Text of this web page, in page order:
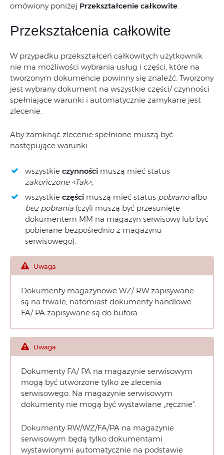
omówiony poniżej Przekształcenie całkowite.
Przekształcenia całkowite
W przypadku przekształceń całkowitych użytkownik
nie ma możliwości wybrania usług i części, które na
tworzonym dokumencie powinny się znaleźć. Tworzony
jest wybrany dokument na wszystkie części/ czynności
spełniające warunki i automatycznie zamykane jest
zlecenie.
Aby zamknąć zlecenie spełnione muszą być
następujące warunki:
wszystkie czynności muszą mieć status
zakończone <Tak>,
wszystkie części muszą mieć status pobranoalbo
bez pobrania (czyli muszą być przesunięte
dokumentem MM na magazyn serwisowy lub być
pobierane bezpośrednio z magazynu
serwisowego).
Uwaga
Dokumenty magazynowe WZ/ RW zapisywane
są na trwałe, natomiast dokumenty handlowe
FA/ PA zapisywane są do bufora.
Uwaga
Dokumenty FA/ PA na magazynie serwisowym
mogą być utworzone tylko ze zlecenia
serwisowego. Na magazynie serwisowym
dokumenty nie mogą być wystawiane „ręcznie”.
Dokumenty RW/WZ/FA/PA na magazynie
serwisowym będą tylko dokumentami
wystawionymi automatycznie na podstawie